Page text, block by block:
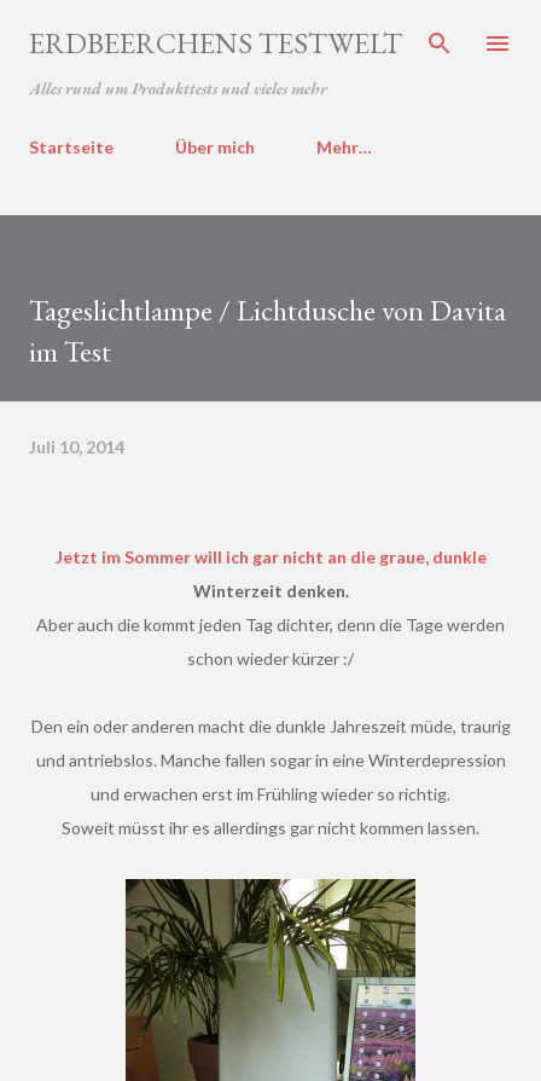
Direkt zum Hauptbereich
ERDBEERCHENS TESTWELT
Alles rund um Produkttests und vieles mehr
Startseite Über mich Mehr…
Tageslichtlampe / Lichtdusche von Davita
im Test
Juli 10, 2014
Jetzt im Sommer will ich gar nicht an die graue, dunkle
Winterzeit denken.
Aber auch die kommt jeden Tag dichter, denn die Tage werden
schon wieder kürzer :/
Den ein oder anderen macht die dunkle Jahreszeit müde, traurig
und antriebslos. Manche fallen sogar in eine Winterdepression
und erwachen erst im Frühling wieder so richtig.
Soweit müsst ihr es allerdings gar nicht kommen lassen.